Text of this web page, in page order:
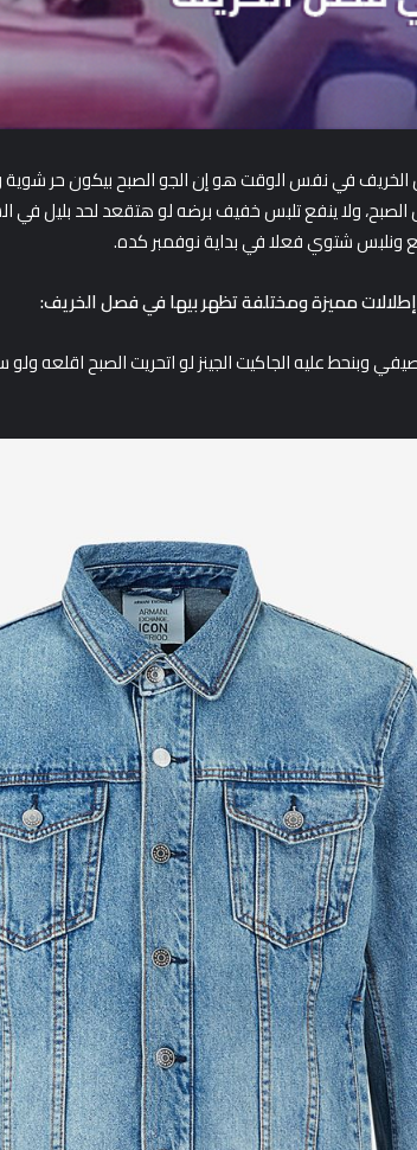
في نفس الوقت هو إن الجو الصبح بيكون حر شوية
ولا ينفع تلبس خفيف برضه لو هتقعد لحد بليل في
ونلبس شتوي فعلا في بداية نوفمبر كده.
مميزة ومختلفة تظهر بيها في فصل الخريف:
وبنحط عليه الجاكيت الجينز لو اتحريت الصبح اقلعه